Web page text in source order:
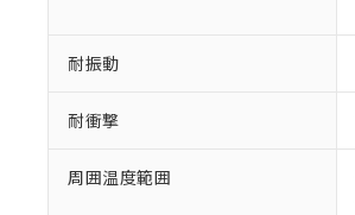
耐振動
耐衝撃
周囲温度範囲